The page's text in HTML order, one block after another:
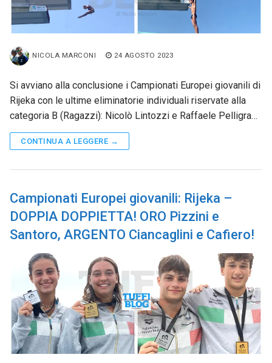
NICOLA MARCONI 24 AGOSTO 2023
Si avviano alla conclusione i Campionati Europei giovanili di
Rijeka con le ultime eliminatorie individuali riservate alla
categoria B (Ragazzi): Nicolò Lintozzi e Raffaele Pelligra…
CONTINUA A LEGGERE →
Campionati Europei giovanili: Rijeka –
DOPPIA DOPPIETTA! ORO Pizzini e
Santoro, ARGENTO Ciancaglini e Cafiero!